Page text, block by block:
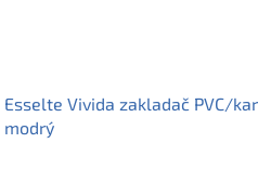
Esselte Vivida zakladač PVC/
modrý